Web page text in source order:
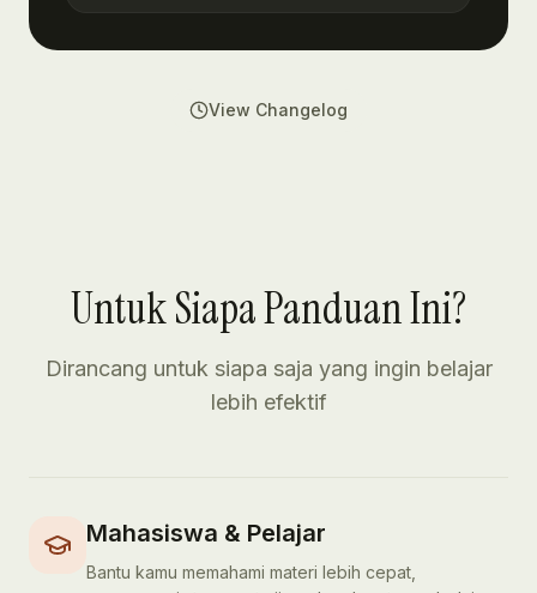
View Changelog
Untuk Siapa Panduan Ini?
Dirancang untuk siapa saja yang ingin belajar
lebih efektif
Mahasiswa & Pelajar
Bantu kamu memahami materi lebih cepat,